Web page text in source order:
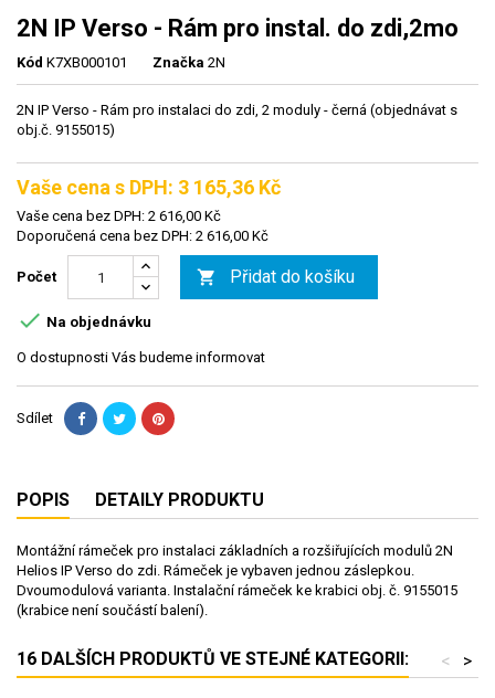
2N IP Verso - Rám pro instal. do zdi,2mo
Kód K7XB000101 Značka 2N
2N IP Verso - Rám pro instalaci do zdi, 2 moduly - černá (objednávat s
obj.č. 9155015)
Vaše cena s DPH: 3 165,36 Kč
Vaše cena bez DPH: 2 616,00 Kč
Doporučená cena bez DPH: 2 616,00 Kč
Počet  Přidat do košíku
 Na objednávku
O dostupnosti Vás budeme informovat
Sdílet
POPIS DETAILY PRODUKTU
Montážní rámeček pro instalaci základních a rozšiřujících modulů 2N
Helios IP Verso do zdi. Rámeček je vybaven jednou záslepkou.
Dvoumodulová varianta. Instalační rámeček ke krabici obj. č. 9155015
(krabice není součástí balení).
16 DALŠÍCH PRODUKTŮ VE STEJNÉ KATEGORII: >
<